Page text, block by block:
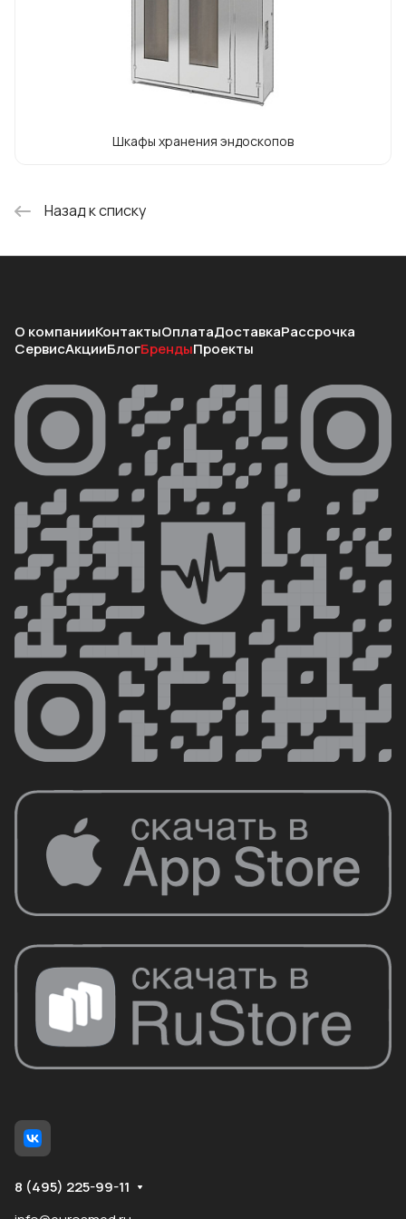
единиц Установок для мойки и
дезинфекции гибких эндоскопов серии
Шкафы хранения эндоскопов
Назад к списку
О компанииКонтактыОплатаДоставкаРассрочка
СервисАкцииБлогБрендыПроекты
8 (495) 225-99-11